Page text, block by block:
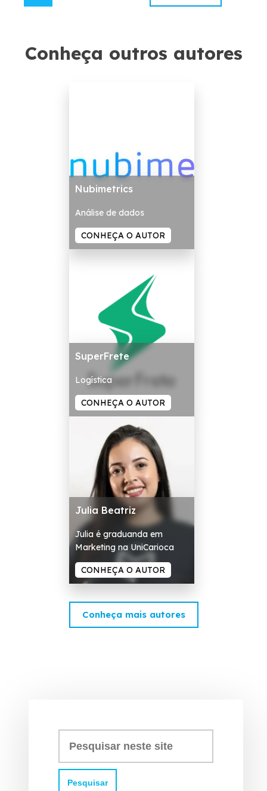
Conheça outros autores
Nubimetrics
Análise de dados
CONHEÇA O AUTOR
SuperFrete
Logística
CONHEÇA O AUTOR
Julia Beatriz
Julia é graduanda em
Marketing na UniCarioca
CONHEÇA O AUTOR
Conheça mais autores
neste
site: